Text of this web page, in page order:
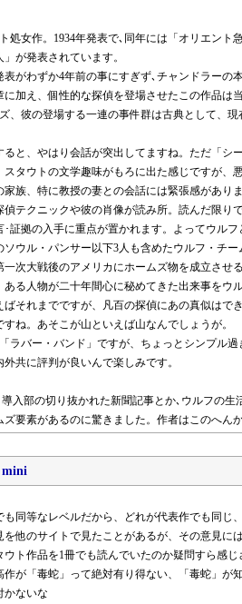
処女作。1934年発表で､同年には「オリエント
が発表されています。
がわずか4年前の事にすぎず､チャンドラーの
加え、個性的な探偵を登場させたこの作品は
、彼の登場する一連の事件群は古典として、
と、やはり会話が突出してますね。ただ「シ
タウトの文学趣味がもろに出た感じですが、
族、特に教授の妻との会話には緊張感がありま
テクニックや彼の肖像が読み所。読んだ限り
･証拠の入手に重点が置かれます。よってウル
ウル・パンサー以下3人も含めたウルフ・チ
次大戦後のアメリカにホームズ物を成立させ
る人物が二十年間心に秘めてきた出来事をウ
ばそれまでですが、凡百の探偵にあの真似はで
ね。あそこが山といえば山なんでしょうが。
ラバー・バンド」ですが、ちょっとシンプル
共に評判が良いんで楽しみです。
入部の切り抜かれた新聞記事とか､ウルフの生
要素があるのに驚きました。作者はこのへん
mini
も同等なレベルだから、どれが代表作でも同じ
を他のサイトで見たことがあるが、その意見に
ト作品を1冊でも読んでいたのか疑問すら感じ
が「毒蛇」って絶対有り得ない、「毒蛇」が
かないな